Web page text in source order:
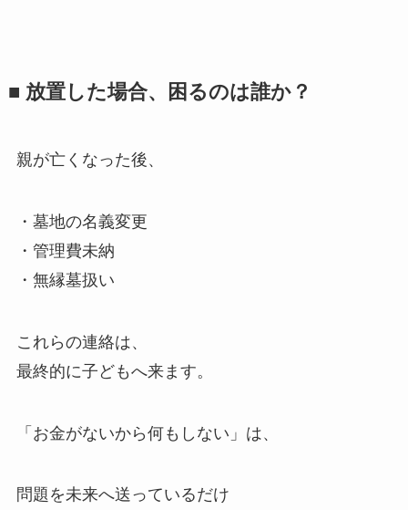
■ 放置した​場合、​困るのは​誰か？
親が亡くなった後、
・墓地の名義変更
・管理費未納
・無縁墓扱い
これらの連絡は、
最終的に子どもへ来ます。
「お金がないから何もしない」は、
問題を未来へ送っているだけ